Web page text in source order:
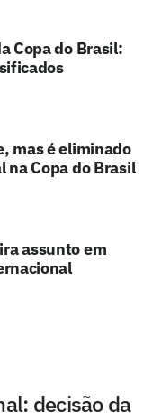
Copa do Brasil:
mas é eliminado
Copa do Brasil
assunto em
decisão da